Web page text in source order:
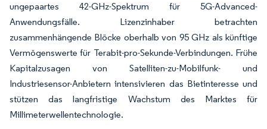
ungepaartes 42-GHz-Spektrum für 5G-Advanced-
Anwendungsfälle. Lizenzinhaber betrachten
zusammenhängende Blöcke oberhalb von 95 GHz als künftige
Vermögenswerte für Terabit-pro-Sekunde-Verbindungen. Frühe
Kapitalzusagen von Satelliten-zu-Mobilfunk- und
Industriesensor-Anbietern intensivieren das Bietinteresse und
stützen das langfristige Wachstum des Marktes für
Millimeterwellentechnologie.